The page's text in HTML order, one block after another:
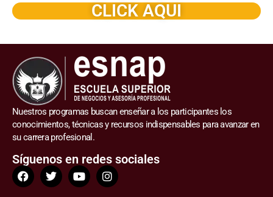
CLICK AQUI
Nuestros programas buscan enseñar a los participantes los
conocimientos, técnicas y recursos indispensables para avanzar en
su carrera profesional.
Síguenos en redes sociales